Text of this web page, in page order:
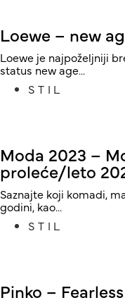
Loewe – new
Loewe je najpoželjniji
status new age...
STIL
Moda 2023 –
proleće/leto
Saznajte koji komadi,
godini, kao...
STIL
Pinko –